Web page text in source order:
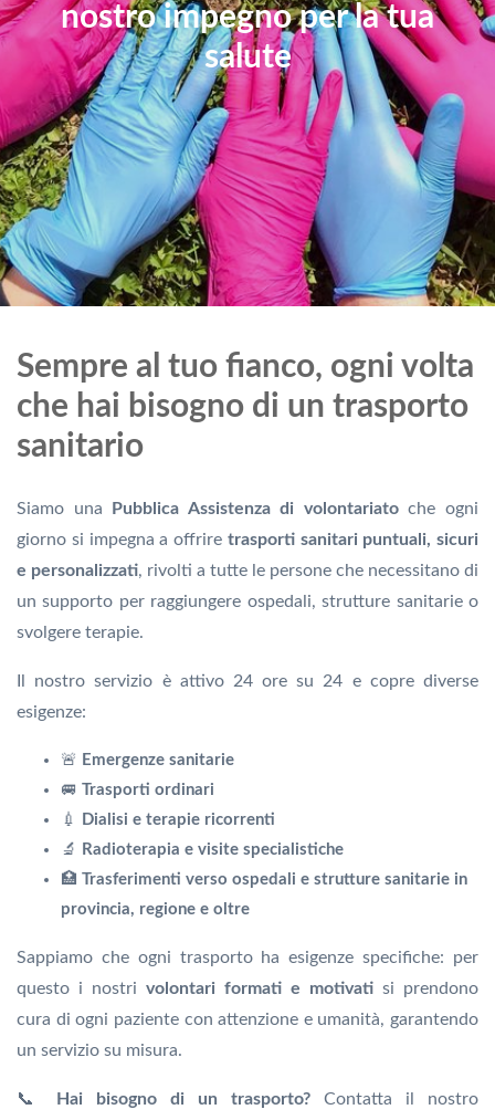
nostro impegno per la tua
salute
Sempre al tuo fianco, ogni volta
che hai bisogno di un trasporto
sanitario
Siamo una Pubblica Assistenza di volontariatoche ogni
giorno si impegna a offrire trasporti sanitari puntuali, sicuri
e personalizzati, rivolti a tutte le persone che necessitano di
un supporto per raggiungere ospedali, strutture sanitarie o
svolgere terapie.
Il nostro servizio è attivo 24 ore su 24 e copre diverse
esigenze:
🚨 Emergenze sanitarie
🚐 Trasporti ordinari
💉
Dialisi e terapie ricorrenti
🔬
Radioterapia e visite specialistiche
🏥 Trasferimenti verso ospedali e strutture sanitarie in
provincia, regione e oltre
Sappiamo che ogni trasporto ha esigenze specifiche: per
questo i nostri volontari formati e motivati si prendono
cura di ogni paziente con attenzione e umanità, garantendo
un servizio su misura.
📞 Hai bisogno di un trasporto? Contatta il nostro